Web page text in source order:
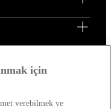
için
verebilmek ve